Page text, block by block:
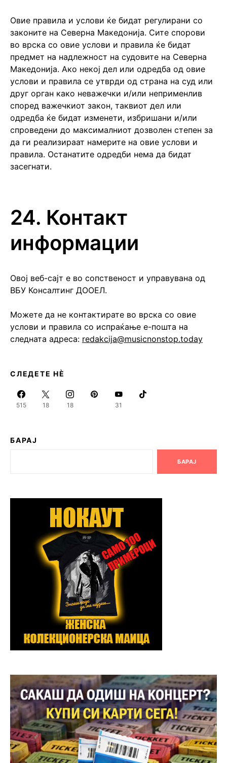
Овие правила и услови ќе бидат регулирани со
законите на Северна Македонија. Сите спорови
во врска со овие услови и правила ќе бидат
предмет на надлежност на судовите на Северна
Македонија. Ако некој дел или одредба од овие
услови и правила се утврди од страна на суд или
друг орган како неважечки и/или неприменлив
според важечкиот закон, таквиот дел или
одредба ќе бидат изменети, избришани и/или
спроведени до максималниот дозволен степен за
да ги реализираат намерите на овие услови и
правила. Останатите одредби нема да бидат
засегнати.
24. Контакт
информации
Овој веб-сајт е во сопственост и управувана од
ВБУ Консалтинг ДООЕЛ.
Можете да не контактирате во врска со овие
услови и правила со испраќање е-пошта на
следната адреса: redakcija@musicnonstop.today
СЛЕДЕТЕ НЀ
515 18 18 31
БАРАЈ
БАРАЈ